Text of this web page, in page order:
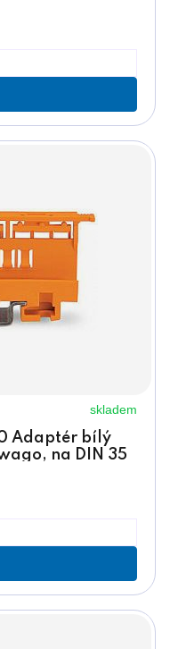
skladem
Adaptér bílý
na DIN 35